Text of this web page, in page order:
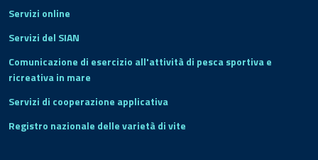
Servizi online
Servizi del SIAN
Comunicazione di esercizio all'attività di pesca sportiva e
ricreativa in mare
Servizi di cooperazione applicativa
Registro nazionale delle varietà di vite